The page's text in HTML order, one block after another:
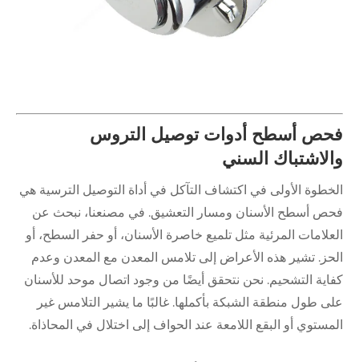
فحص أسطح أدوات توصيل التروس
والاشتباك السني
الخطوة الأولى في اكتشاف التآكل في أداة التوصيل الترسية هي
فحص أسطح الأسنان ومسار التعشيق. في مصنعنا، نبحث عن
العلامات المرئية مثل تلميع خاصرة الأسنان، أو حفر السطح، أو
الحز. تشير هذه الأعراض إلى تلامس المعدن مع المعدن وعدم
كفاية التشحيم. نحن نتحقق أيضًا من وجود اتصال موحد للأسنان
على طول منطقة الشبكة بأكملها. غالبًا ما يشير التلامس غير
المستوي أو البقع اللامعة عند الحواف إلى اختلال في المحاذاة.